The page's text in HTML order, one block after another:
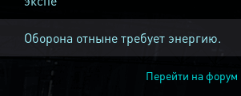
Оборона отныне требует энергию.
Перейти на форум